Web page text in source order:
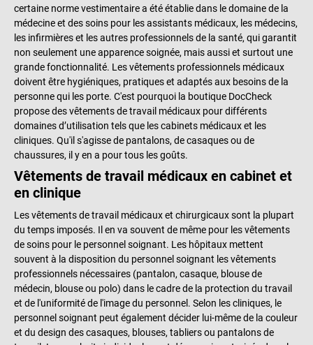
certaine norme vestimentaire a été établie dans le domaine de la
médecine et des soins pour les assistants médicaux, les médecins,
les infirmières et les autres professionnels de la santé, qui garantit
non seulement une apparence soignée, mais aussi et surtout une
grande fonctionnalité. Les vêtements professionnels médicaux
doivent être hygiéniques, pratiques et adaptés aux besoins de la
personne qui les porte. C'est pourquoi la boutique DocCheck
propose des vêtements de travail médicaux pour différents
domaines d’utilisation tels que les cabinets médicaux et les
cliniques. Qu'il s'agisse de pantalons, de casaques ou de
chaussures, il y en a pour tous les goûts.
Vêtements de travail médicaux en cabinet et
en clinique
Les vêtements de travail médicaux et chirurgicaux sont la plupart
du temps imposés. Il en va souvent de même pour les vêtements
de soins pour le personnel soignant. Les hôpitaux mettent
souvent à la disposition du personnel soignant les vêtements
professionnels nécessaires (pantalon, casaque, blouse de
médecin, blouse ou polo) dans le cadre de la protection du travail
et de l'uniformité de l'image du personnel. Selon les cliniques, le
personnel soignant peut également décider lui-même de la couleur
et du design des casaques, blouses, tabliers ou pantalons de